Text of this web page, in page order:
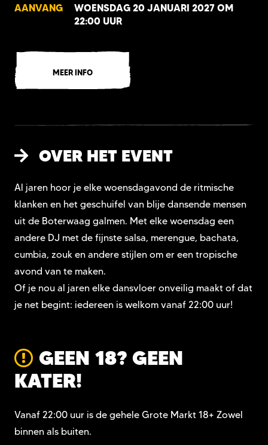
AANVANG
WOENSDAG 20 JANUARI 2027 OM
22:00 UUR
MEER INFO
OVER HET EVENT
Al jaren hoor je elke woensdagavond de ritmische
klanken en het geschuifel van blije dansende mensen
uit de Boterwaag galmen. Met elke woensdag een
andere DJ met de fijnste salsa, merengue, bachata,
cumbia, zouk en andere stijlen om er een tropische
avond van te maken.
Of je nou al jaren elke dansvloer onveilig maakt of dat
je net begint: iedereen is welkom vanaf 22:00 uur!
GEEN 18? GEEN
KATER!
Vanaf 22:00 uur is de gehele Grote Markt 18+ Zowel
binnen als buiten.